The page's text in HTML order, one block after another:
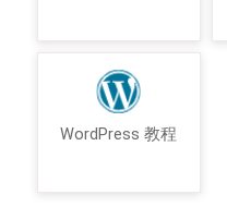
WordPress 教程